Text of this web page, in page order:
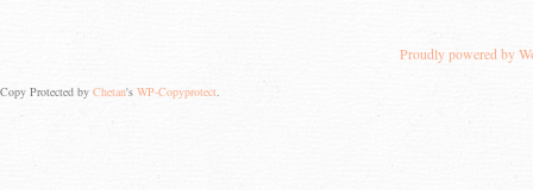
Proudly powered by
Copy Protected by Chetan's WP-Copyprotect.